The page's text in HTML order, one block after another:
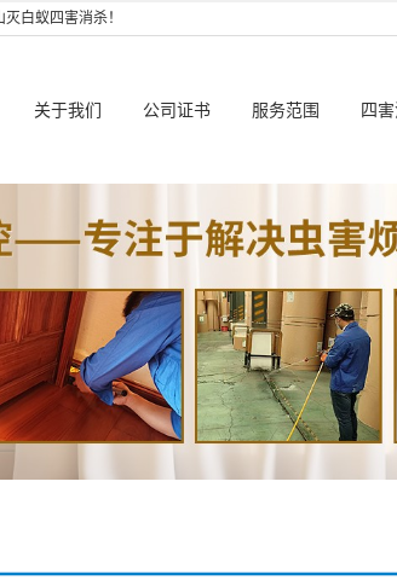
白蚁四害消杀！
关于我们 公司证书 服务范围 四